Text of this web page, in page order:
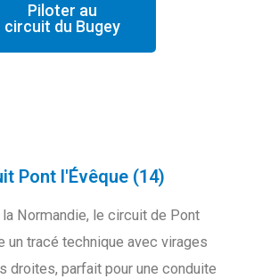
Piloter au
circuit du Bugey
Pont l'Évêque (14)
Normandie, le circuit de Pont
un tracé technique avec virages
droites, parfait pour une conduite